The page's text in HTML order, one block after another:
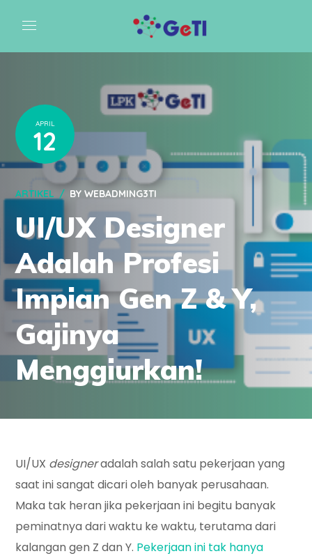
APRIL
12
ARTIKEL BYWEBADMING3TI
UI/UX Designer
Adalah Profesi
Impian Gen Z & Y,
Gajinya
Menggiurkan!
UI/UX designeradalah salah satu pekerjaan yang
saat ini sangat dicari oleh banyak perusahaan.
Maka tak heran jika pekerjaan ini begitu banyak
peminatnya dari waktu ke waktu, terutama dari
kalangan gen Z dan Y. Pekerjaan ini tak hanya